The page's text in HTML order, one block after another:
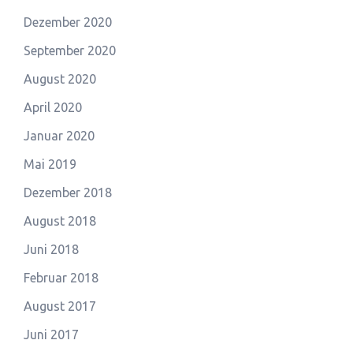
Dezember 2020
September 2020
August 2020
April 2020
Januar 2020
Mai 2019
Dezember 2018
August 2018
Juni 2018
Februar 2018
August 2017
Juni 2017